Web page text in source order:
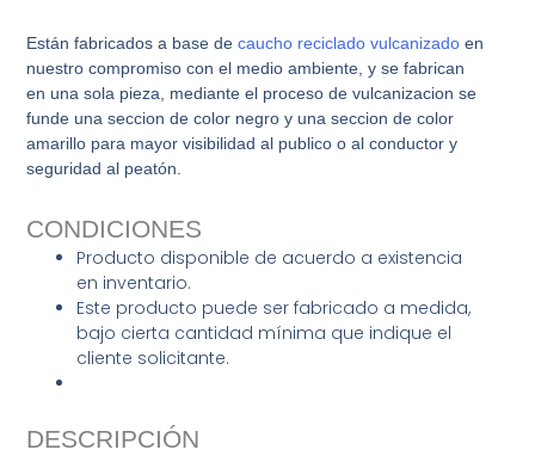
Están fabricados a base decaucho reciclado vulcanizado en
nuestro compromiso con el medio ambiente, y se fabrican
en una sola pieza, mediante el proceso de vulcanizacion se
funde una seccion de color negro y una seccion de color
amarillo para mayor visibilidad al publico o al conductor y
seguridad al peatón.
CONDICIONES
Producto disponible de acuerdo a existencia
en inventario.
Este producto puede ser fabricado a medida,
bajo cierta cantidad mínima que indique el
cliente solicitante.
DESCRIPCIÓN